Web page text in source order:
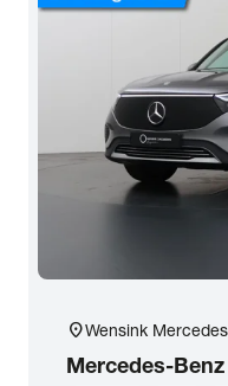
location_onWensink
Mercedes-Benz